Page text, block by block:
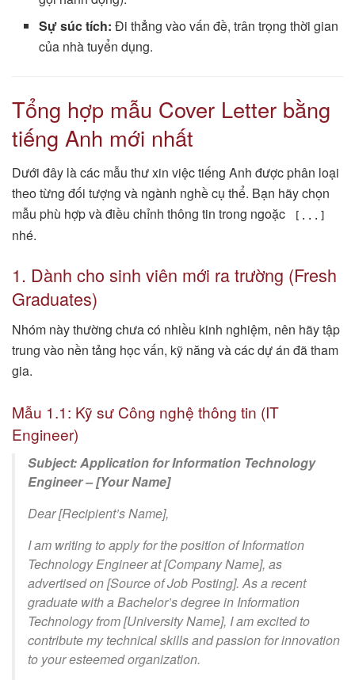
Sự súc tích: Đi thẳng vào vấn đề, trân trọng thời gian
của nhà tuyển dụng.
Tổng hợp mẫu Cover Letter bằng
tiếng Anh mới nhất
Dưới đây là các mẫu thư xin việc tiếng Anh được phân loại
theo từng đối tượng và ngành nghề cụ thể. Bạn hãy chọn
mẫu phù hợp và điều chỉnh thông tin trong ngoặc
[...]
nhé.
1. Dành cho sinh viên mới ra trường (Fresh
Graduates)
Nhóm này thường chưa có nhiều kinh nghiệm, nên hãy tập
trung vào nền tảng học vấn, kỹ năng và các dự án đã tham
gia.
Mẫu 1.1: Kỹ sư Công nghệ thông tin (IT
Engineer)
Subject: Application for Information Technology
Engineer – [Your Name]
Dear [Recipient’s Name],
I am writing to apply for the position of Information
Technology Engineer at [Company Name], as
advertised on [Source of Job Posting]. As a recent
graduate with a Bachelor’s degree in Information
Technology from [University Name], I am excited to
contribute my technical skills and passion for innovation
to your esteemed organization.